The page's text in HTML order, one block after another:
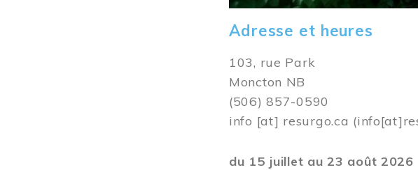
Adresse et heures
103, rue Park
Moncton NB
(506) 857-0590
info [at] resurgo.ca
du 15 juillet au 23 août 2026